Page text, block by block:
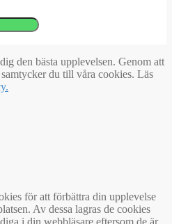
den bästa upplevelsen. Genom att
du till våra cookies. Läs
för att förbättra din upplevelse
Av dessa lagras de cookies